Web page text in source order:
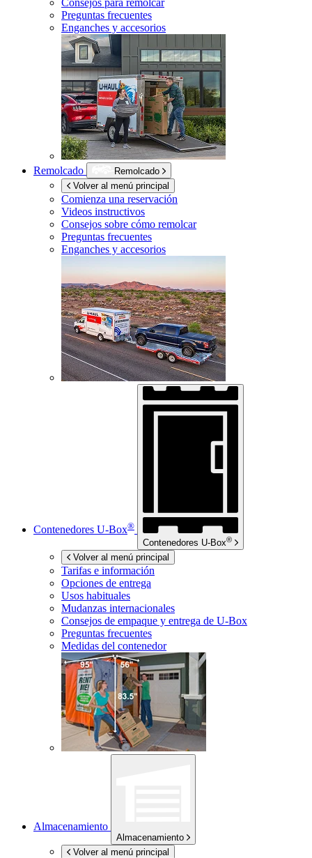
Consejos para remolcar
Preguntas frecuentes
Enganches y accesorios
Remolcado
Remolcado
Volver al menú principal
Comienza una reservación
Videos instructivos
Consejos sobre cómo remolcar
Preguntas frecuentes
Enganches y accesorios
Contenedores U-Box®
Contenedores U-Box®
Volver al menú principal
Tarifas e información
Opciones de entrega
Usos habituales
Mudanzas internacionales
Consejos de empaque y entrega de U-Box
Preguntas frecuentes
Medidas del contenedor
Almacenamiento
Almacenamiento
Volver al menú principal